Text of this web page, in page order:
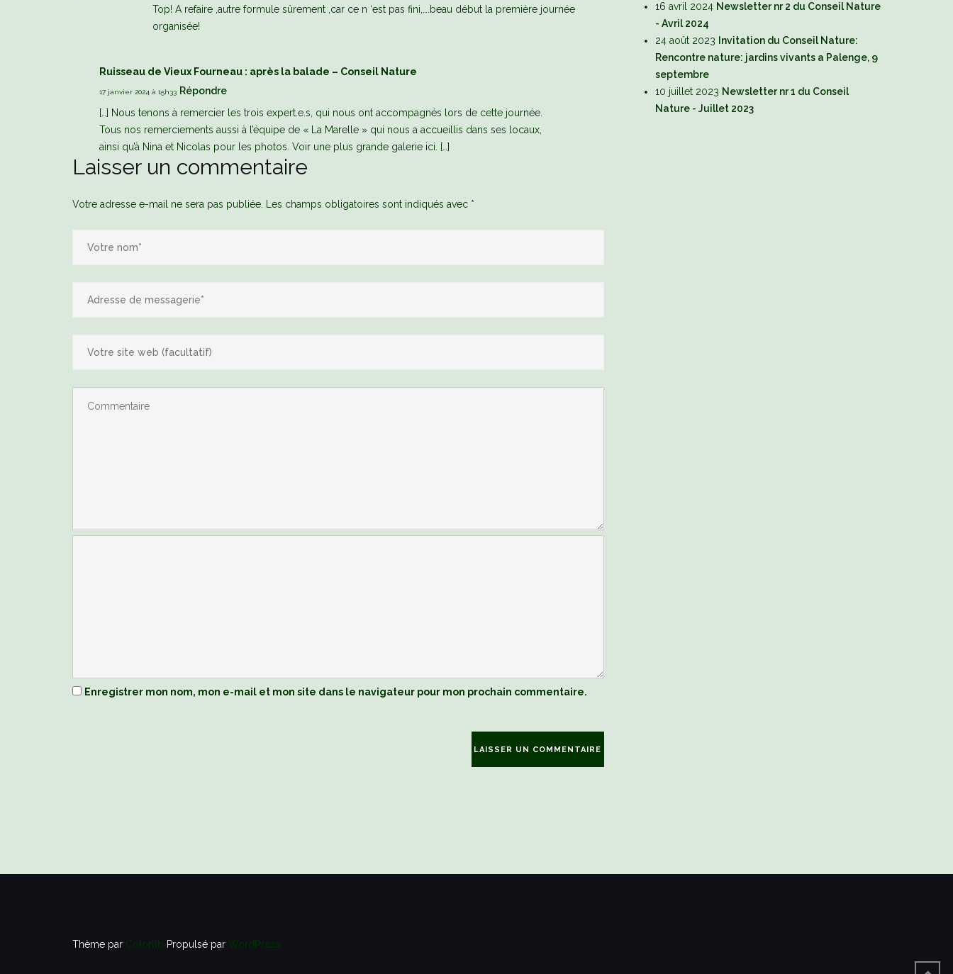
Top! A refaire ,autre formule sûrement ,car ce n ‘est pas fini,….beau début la première journée
organisée!
Ruisseau de Vieux Fourneau : après la balade – Conseil Nature
17 janvier 2024 à 15h33 Répondre
[…] Nous tenons à remercier les trois expert.e.s, qui nous ont accompagnés lors de cette journée.
Tous nos remerciements aussi à l’équipe de « La Marelle » qui nous a accueillis dans ses locaux,
ainsi qu’à Nina et Nicolas pour les photos. Voir une plus grande galerie ici. […]
Laisser un commentaire
Votre adresse e-mail ne sera pas publiée. Les champs obligatoires sont indiqués avec *
Enregistrer mon nom, mon e-mail et mon site dans le navigateur pour mon prochain commentaire.
16 avril 2024 Newsletter nr 2 du Conseil Nature
- Avril 2024
24 août 2023
Invitation du Conseil Nature:
Rencontre nature: jardins vivants a Palenge, 9
septembre
10 juillet 2023 Newsletter nr 1 du Conseil
Nature - Juillet 2023
Thème par Colorlib Propulsé par WordPress